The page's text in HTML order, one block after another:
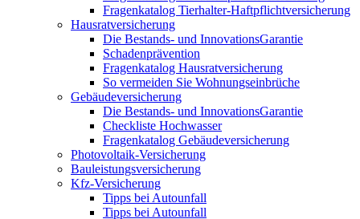
Fragenkatalog Tierhalter-Haftpflichtversicherung
Hausratversicherung
Die Bestands- und InnovationsGarantie
Schadenprävention
Fragenkatalog Hausratversicherung
So vermeiden Sie Wohnungseinbrüche
Gebäudeversicherung
Die Bestands- und InnovationsGarantie
Checkliste Hochwasser
Fragenkatalog Gebäudeversicherung
Photovoltaik-Versicherung
Bauleistungsversicherung
Kfz-Versicherung
Tipps bei Autounfall
Tipps bei Autounfall